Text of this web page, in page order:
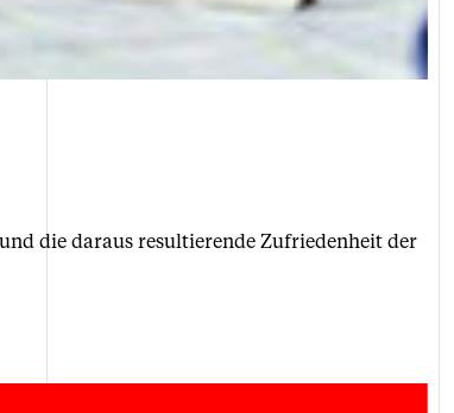
die daraus resultierende Zufriedenheit der